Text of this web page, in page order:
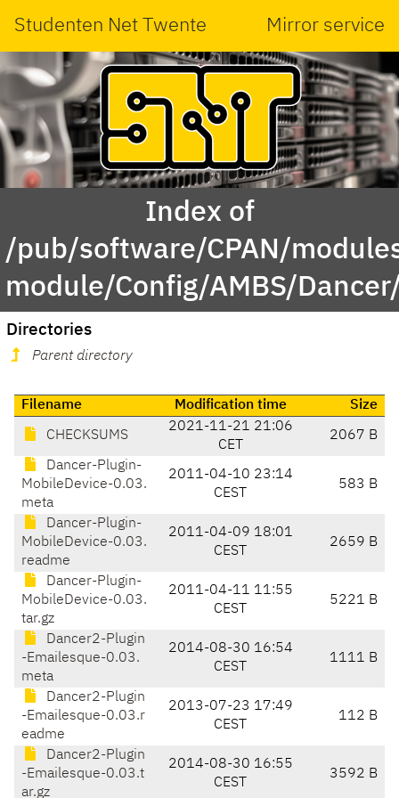
Studenten Net Twente Mirror service
Index of
/pub/software/CPAN/
module/Config/AMBS/
Directories
Parent directory
Filename Modification time Size
CHECKSUMS
2021-11-21 21:06
CET
2067 B
Dancer-Plugin-
MobileDevice-0.03.
meta
2011-04-10 23:14
CEST
583 B
Dancer-Plugin-
MobileDevice-0.03.
readme
2011-04-09 18:01
CEST
2659 B
Dancer-Plugin-
MobileDevice-0.03.
tar.gz
2011-04-11 11:55
CEST
5221 B
Dancer2-Plugin
-Emailesque-0.03.
meta
2014-08-30 16:54
CEST
1111 B
Dancer2-Plugin
-Emailesque-0.03.r
eadme
2013-07-23 17:49
CEST
112 B
Dancer2-Plugin
-Emailesque-0.03.t
ar.gz
2014-08-30 16:55
CEST
3592 B